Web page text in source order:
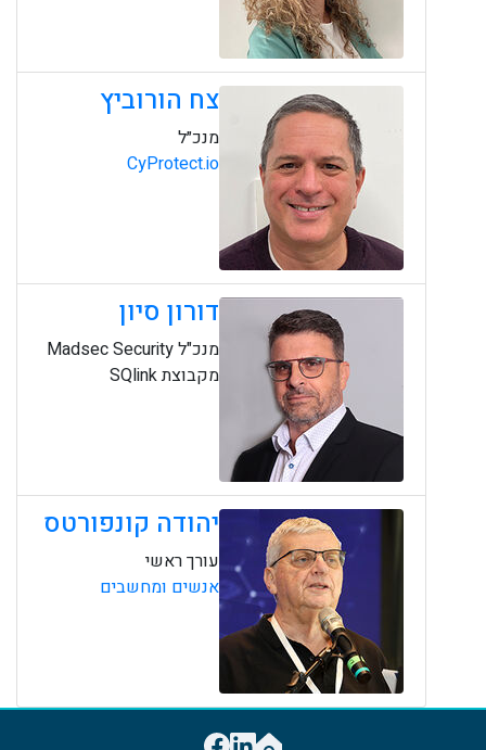
צח הורוביץ
מנכ״ל
CyProtect.io
דורון סיון
מנכ"ל Madsec Security
מקבוצת SQlink
יהודה קונפורטס
עורך ראשי
אנשים ומחשבים